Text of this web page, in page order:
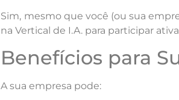
Sim, mesmo que você (ou sua
na Vertical de I.A. para participar
Benefícios para
A sua empresa pode: